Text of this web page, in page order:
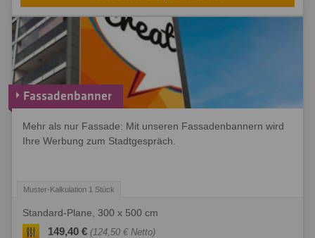
Fassadenbanner
Mehr als nur Fassade: Mit unseren Fassadenbannern wird
Ihre Werbung zum Stadtgespräch.
Standard-Plane, 300 x 500 cm
149,40 € (124,50 € Netto)